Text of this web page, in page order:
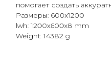
помогает создать
Размеры: 600x1200
lwh: 1200x600x8 mm
Weight: 14382 g